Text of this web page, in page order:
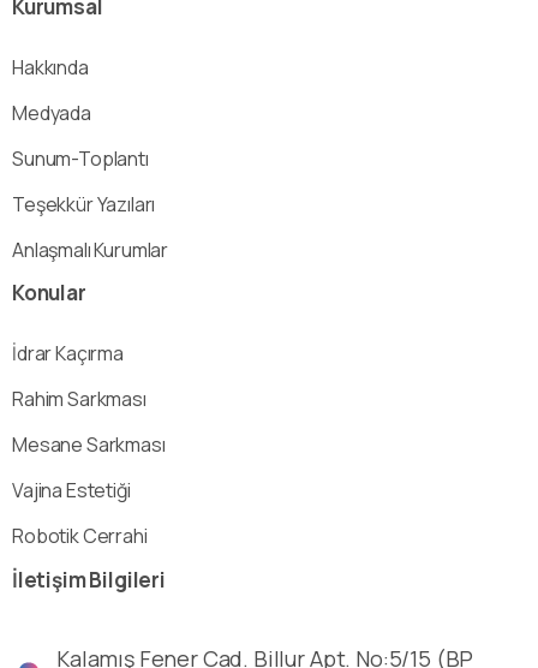
Kurumsal
Hakkında
Medyada
Sunum-Toplantı
Teşekkür Yazıları
Anlaşmalı Kurumlar
Konular
İdrar Kaçırma
Rahim Sarkması
Mesane Sarkması
Vajina Estetiği
Robotik Cerrahi
İletişimBilgileri
Kalamış Fener Cad. Billur Apt. No:5/15 (BP